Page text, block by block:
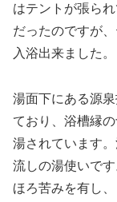
はテントが張ら
だったのですが
入浴出来ました。
湯面下にある源
ており、浴槽縁
湯されています
流しの湯使いで
ほろ苦みを有し